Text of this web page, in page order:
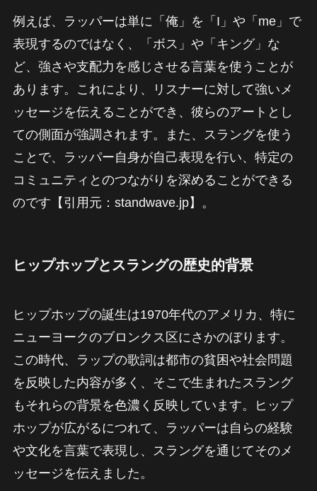
例えば、ラッパーは単に「俺」を「I」や「me」で
表現するのではなく、「ボス」や「キング」な
ど、強さや支配力を感じさせる言葉を使うことが
あります。これにより、リスナーに対して強いメ
ッセージを伝えることができ、彼らのアートとし
ての側面が強調されます。また、スラングを使う
ことで、ラッパー自身が自己表現を行い、特定の
コミュニティとのつながりを深めることができる
のです【引用元：standwave.jp】。
ヒップホップとスラングの歴史的背景
ヒップホップの誕生は1970年代のアメリカ、特に
ニューヨークのブロンクス区にさかのぼります。
この時代、ラップの歌詞は都市の貧困や社会問題
を反映した内容が多く、そこで生まれたスラング
もそれらの背景を色濃く反映しています。ヒップ
ホップが広がるにつれて、ラッパーは自らの経験
や文化を言葉で表現し、スラングを通じてそのメ
ッセージを伝えました。